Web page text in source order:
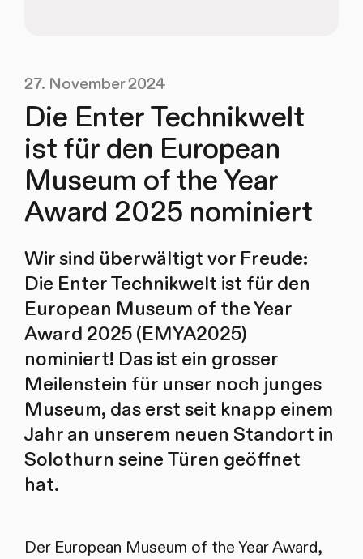
27. November 2024
Die Enter Technikwelt
ist für den European
Museum of the Year
Award 2025 nominiert
Wir sind überwältigt vor Freude:
Die Enter Technikwelt ist für den
European Museum of the Year
Award 2025 (EMYA2025)
nominiert! Das ist ein grosser
Meilenstein für unser noch junges
Museum, das erst seit knapp einem
Jahr an unserem neuen Standort in
Solothurn seine Türen geöffnet
hat.
Der European Museum of the Year Award,